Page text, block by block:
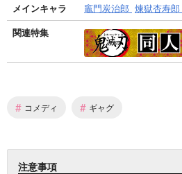
メインキャラ 竈門炭治郎 煉獄杏寿郎
関連特集
# コメディ # ギャグ
注意事項